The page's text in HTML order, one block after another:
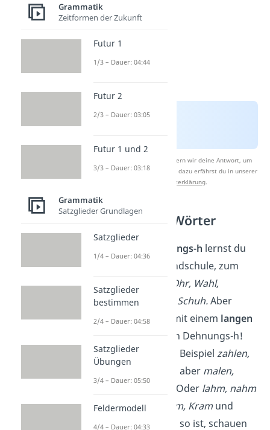
Nach Beantwortung speichern wir deine Antwort, um
Studyflix zu verbessern. Mehr dazu erfährst du in unserer
Datenschutzerklärung.
Dehnungs-h Wörter
Wörter mit Dehnungs-h lernst du
bereits in der Grundschule, zum
Beispiel wohnen, Ohr, Wahl,
dehnen, Zahl
Schuh.Aber
nicht alleWörter mit einem langen
enthalten ein Dehnungs-h!
Denn es heißt zum Beispiel zahlen,
Fohlen
, aber malen,
holen
. Oder lahm, nahm
undzahmaber kam, Kramund
Scham.Warum das so ist, schauen
Grammatik
Zeitformen der Zukunft
Futur 1
1/3 – Dauer: 04:44
Futur 2
2/3 – Dauer: 03:05
Futur 1 und 2
3/3 – Dauer: 03:18
Grammatik
Satzglieder Grundlagen
Satzglieder
1/4 – Dauer: 04:36
Satzglieder
bestimmen
2/4 – Dauer: 04:58
Satzglieder
Übungen
3/4 – Dauer: 05:50
Feldermodell
4/4 – Dauer: 04:33